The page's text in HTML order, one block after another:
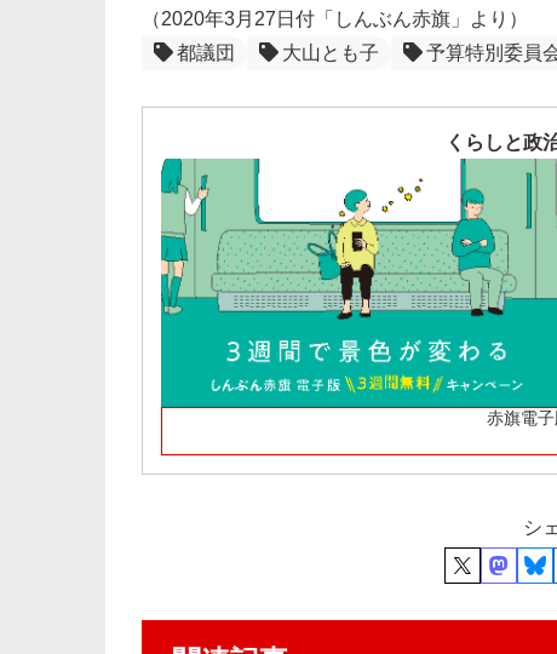
（2020年3月27日付「しんぶん赤旗」より）
都議団
大山とも子 予算特別委員
くらしと政
赤旗電
シ